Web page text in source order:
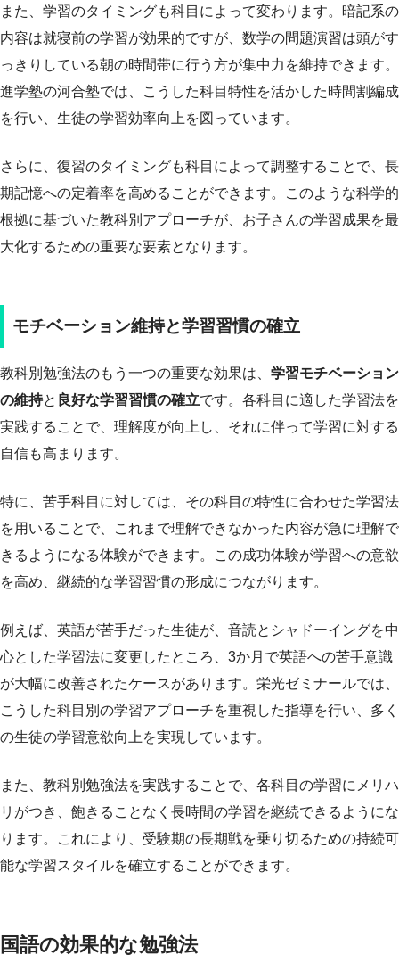
また、学習のタイミングも科目によって変わります。暗記系の
内容は就寝前の学習が効果的ですが、数学の問題演習は頭がす
っきりしている朝の時間帯に行う方が集中力を維持できます。
進学塾の河合塾では、こうした科目特性を活かした時間割編成
を行い、生徒の学習効率向上を図っています。
さらに、復習のタイミングも科目によって調整することで、長
期記憶への定着率を高めることができます。このような科学的
根拠に基づいた教科別アプローチが、お子さんの学習成果を最
大化するための重要な要素となります。
モチベーション維持と学習習慣の確立
教科別勉強法のもう一つの重要な効果は、 学習モチベーション
の維持と 良好な学習習慣の確立です。各科目に適した学習法を
実践することで、理解度が向上し、それに伴って学習に対する
自信も高まります。
特に、苦手科目に対しては、その科目の特性に合わせた学習法
を用いることで、これまで理解できなかった内容が急に理解で
きるようになる体験ができます。この成功体験が学習への意欲
を高め、継続的な学習習慣の形成につながります。
例えば、英語が苦手だった生徒が、音読とシャドーイングを中
心とした学習法に変更したところ、3か月で英語への苦手意識
が大幅に改善されたケースがあります。栄光ゼミナールでは、
こうした科目別の学習アプローチを重視した指導を行い、多く
の生徒の学習意欲向上を実現しています。
また、教科別勉強法を実践することで、各科目の学習にメリハ
リがつき、飽きることなく長時間の学習を継続できるようにな
ります。これにより、受験期の長期戦を乗り切るための持続可
能な学習スタイルを確立することができます。
国語の効果的な勉強法